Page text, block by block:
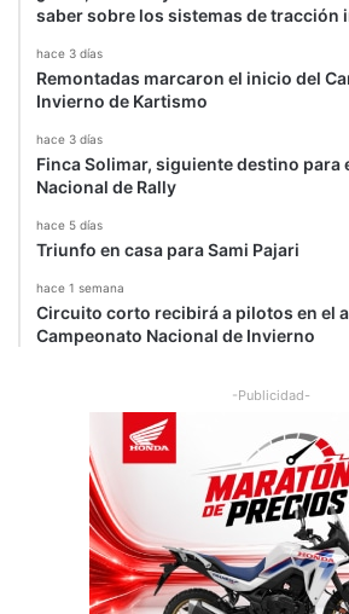
saber sobre los sistemas de tracción
hace 3 días
Remontadas marcaron el inicio del
Invierno de Kartismo
hace 3 días
Finca Solimar, siguiente destino para
Nacional de Rally
hace 5 días
Triunfo en casa para Sami Pajari
hace 1 semana
Circuito corto recibirá a pilotos en el
Campeonato Nacional de Invierno
-Publicidad-